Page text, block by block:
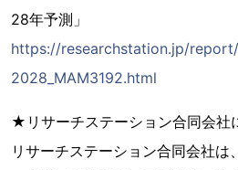
28年予測」
https://researchstation.jp/report/
2028_MAM3192.html
★リサーチステーション合同会社
リサーチステーション合同会社は